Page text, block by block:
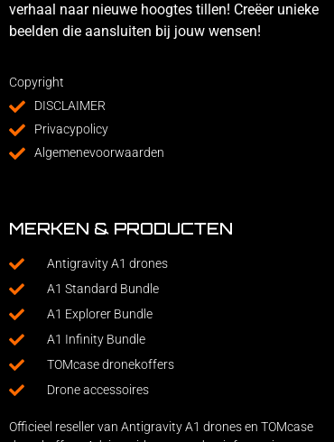
verhaal naar nieuwe hoogtes tillen! Creëer unieke
beelden die aansluiten bij jouw wensen!
Copyright
DISCLAIMER
Privacypolicy
Algemenevoorwaarden
MERKEN & PRODUCTEN
Antigravity A1 drones
A1 Standard Bundle
A1 Explorer Bundle
A1 Infinity Bundle
TOMcase dronekoffers
Drone accessoires
Officieel reseller van Antigravity A1 drones en TOMcase